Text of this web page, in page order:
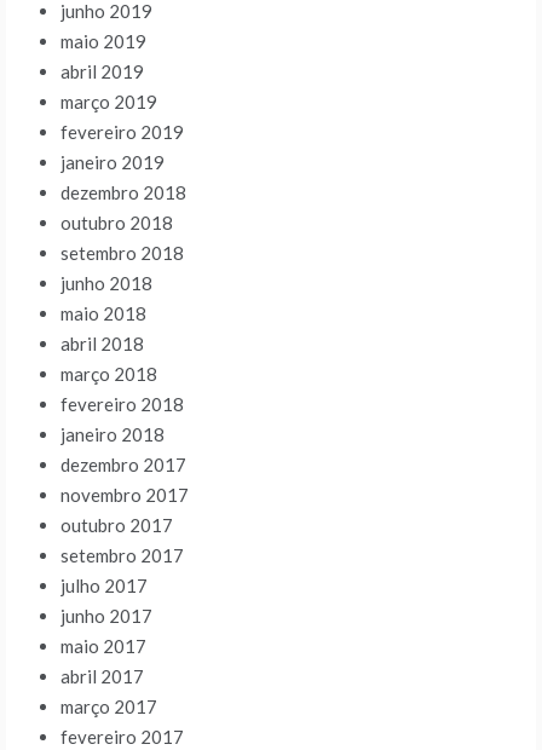
junho 2019
maio 2019
abril 2019
março 2019
fevereiro 2019
janeiro 2019
dezembro 2018
outubro 2018
setembro 2018
junho 2018
maio 2018
abril 2018
março 2018
fevereiro 2018
janeiro 2018
dezembro 2017
novembro 2017
outubro 2017
setembro 2017
julho 2017
junho 2017
maio 2017
abril 2017
março 2017
fevereiro 2017